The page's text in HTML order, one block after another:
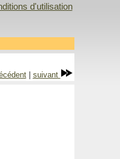
d'utilisation
| suivant